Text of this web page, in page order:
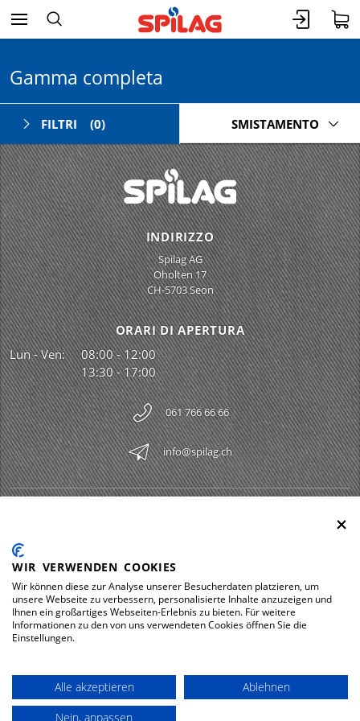
Gamma completa
FILTRI (0) SMISTAMENTO
INDIRIZZO
Spilag AG
Oholten 17
CH-5703 Seon
ORARI DI APERTURA
Lun - Ven:
08:00 - 12:00
13:30 - 17:00
061 766 66 66
info@spilag.ch
LEGAL
DOWNLOADS
© 2026 Spilag AG
WIR VERWENDEN COOKIES
Wir können diese zur Analyse unserer Besucherdaten platzieren, um
unsere Webseite zu verbessern, personalisierte Inhalte anzuzeigen und
Ihnen ein großartiges Webseiten-Erlebnis zu bieten. Für weitere
Informationen zu den von uns verwendeten Cookies öffnen Sie die
Einstellungen.
Alle akzeptieren
Ablehnen
Nein, anpassen